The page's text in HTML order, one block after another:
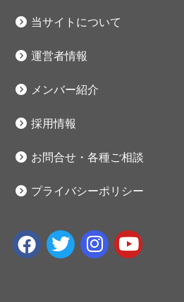
当サイトについて
運営者情報
メンバー紹介
採用情報
お問合せ・各種ご相談
プライバシーポリシー